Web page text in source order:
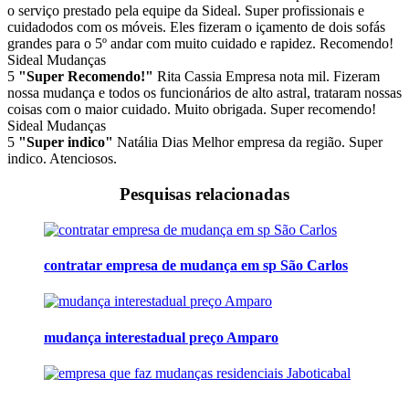
o serviço prestado pela equipe da Sideal. Super profissionais e
cuidadodos com os móveis. Eles fizeram o içamento de dois sofás
grandes para o 5º andar com muito cuidado e rapidez. Recomendo!
Sideal Mudanças
5 "Super Recomendo!" Rita Cassia Empresa nota mil. Fizeram
nossa mudança e todos os funcionários de alto astral, trataram nossas
coisas com o maior cuidado. Muito obrigada. Super recomendo!
Sideal Mudanças
5 "Super indico" Natália Dias Melhor empresa da região. Super
indico. Atenciosos.
Pesquisas relacionadas
contratar empresa de mudança em sp São Carlos
mudança interestadual preço Amparo